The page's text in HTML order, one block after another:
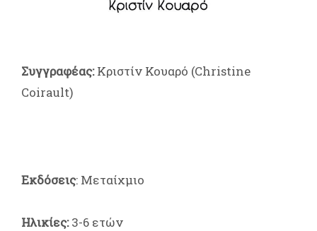
Συγγραφέας:Κριστίν Κουαρό (Christine
Coirault)
Εκδόσεις: Μεταίχμιο
Ηλικίες:3-6 ετών